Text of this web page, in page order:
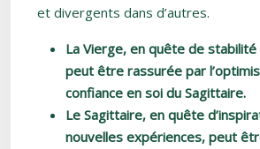
et divergents dans d’autres.
La Vierge, en quête de
peut être rassurée par
confiance en soi du Sagittaire.
Le Sagittaire, en quête
nouvelles expériences, peut